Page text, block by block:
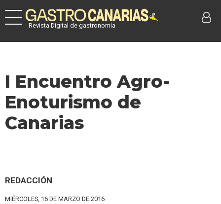
Revista Digital de gastronomía
I Encuentro Agro-
Enoturismo de
Canarias
REDACCIÓN
MIÉRCOLES, 16 DE MARZO DE 2016